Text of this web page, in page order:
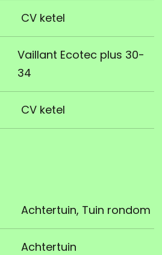
CV ketel
Vaillant Ecotec plus 30-
34
CV ketel
Achtertuin, Tuin rondom
Achtertuin